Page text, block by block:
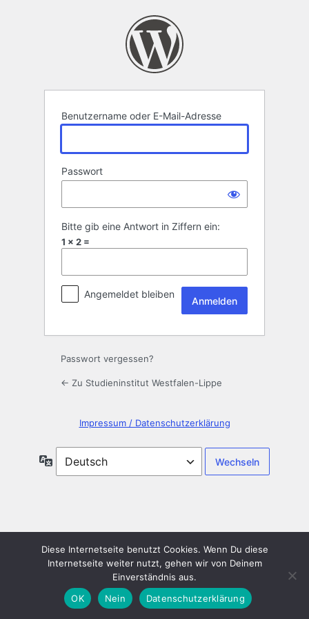
Benutzername oder E-Mail-Adresse
Passwort
Bitte gib eine Antwort in Ziffern ein:
1 × 2 =
Angemeldet bleiben
Passwort vergessen?
← Zu Studieninstitut Westfalen-Lippe
Impressum / Datenschutzerklärung
Sprache
Diese Internetseite benutzt Cookies. Wenn Du diese
Internetseite weiter nutzt, gehen wir von Deinem
Einverständnis aus.
OK
Nein Datenschutzerklärung